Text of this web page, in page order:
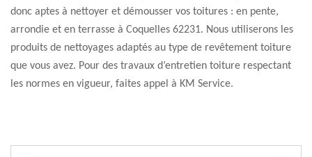
donc aptes à nettoyer et démousser vos toitures : en pente,
arrondie et en terrasse à Coquelles 62231. Nous utiliserons les
produits de nettoyages adaptés au type de revêtement toiture
que vous avez. Pour des travaux d’entretien toiture respectant
les normes en vigueur, faites appel à KM Service.